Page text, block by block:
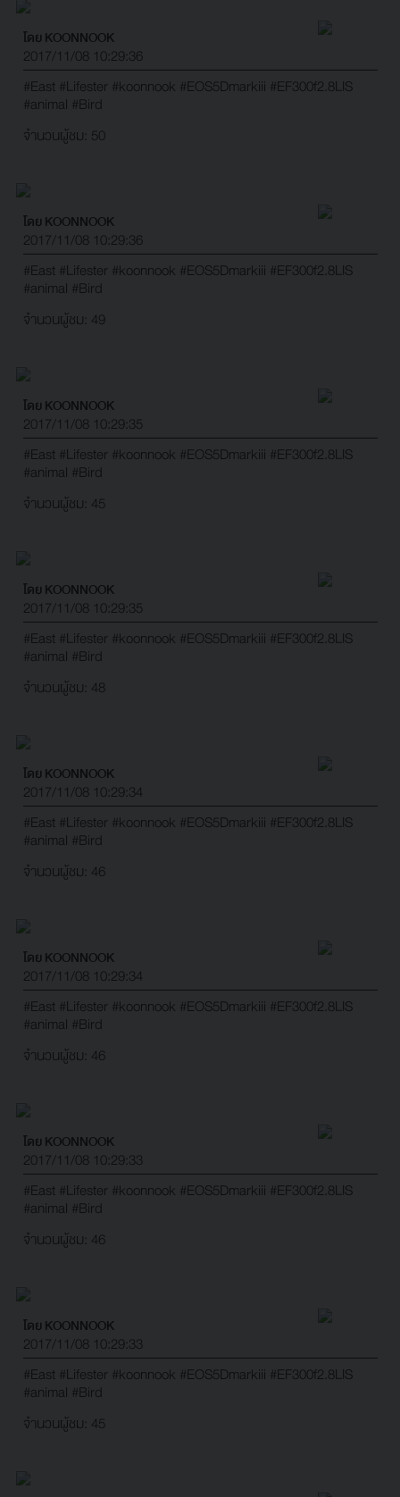
โดย KOONNOOK
2017/11/08 10:29:36
#East #Lifester #koonnook #EOS5Dmarkiii #EF300f2.8LIS
#animal #Bird
จำนวนผู้ชม: 50
โดย KOONNOOK
2017/11/08 10:29:36
#East #Lifester #koonnook #EOS5Dmarkiii #EF300f2.8LIS
#animal #Bird
จำนวนผู้ชม: 49
โดย KOONNOOK
2017/11/08 10:29:35
#East #Lifester #koonnook #EOS5Dmarkiii #EF300f2.8LIS
#animal #Bird
จำนวนผู้ชม: 45
โดย KOONNOOK
2017/11/08 10:29:35
#East #Lifester #koonnook #EOS5Dmarkiii #EF300f2.8LIS
#animal #Bird
จำนวนผู้ชม: 48
โดย KOONNOOK
2017/11/08 10:29:34
#East #Lifester #koonnook #EOS5Dmarkiii #EF300f2.8LIS
#animal #Bird
จำนวนผู้ชม: 46
โดย KOONNOOK
2017/11/08 10:29:34
#East #Lifester #koonnook #EOS5Dmarkiii #EF300f2.8LIS
#animal #Bird
จำนวนผู้ชม: 46
โดย KOONNOOK
2017/11/08 10:29:33
#East #Lifester #koonnook #EOS5Dmarkiii #EF300f2.8LIS
#animal #Bird
จำนวนผู้ชม: 46
โดย KOONNOOK
2017/11/08 10:29:33
#East #Lifester #koonnook #EOS5Dmarkiii #EF300f2.8LIS
#animal #Bird
จำนวนผู้ชม: 45